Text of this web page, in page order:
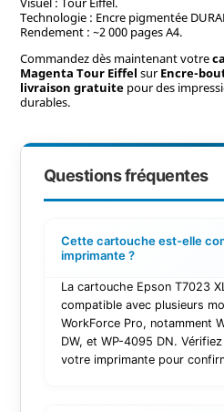
Technologie : Encre pigmentée
Rendement : ~2 000 pages A4.
Commandez dès maintenant votre
Magenta Tour Eiffel surEncre-
livraison gratuitepour des
durables.
Questions fréquentes
Cette cartouche est-elle
imprimante ?
La cartouche Epson T7023
compatible avec plusieurs
WorkForce Pro, notamment
DW, et WP-4095 DN.
votre imprimante pour